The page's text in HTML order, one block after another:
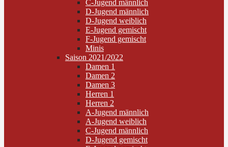
C-Jugend männlich
D-Jugend männlich
D-Jugend weiblich
E-Jugend gemischt
F-Jugend gemischt
Minis
Saison 2021/2022
Damen 1
Damen 2
Damen 3
Herren 1
Herren 2
A-Jugend männlich
A-Jugend weiblich
C-Jugend männlich
D-Jugend gemischt